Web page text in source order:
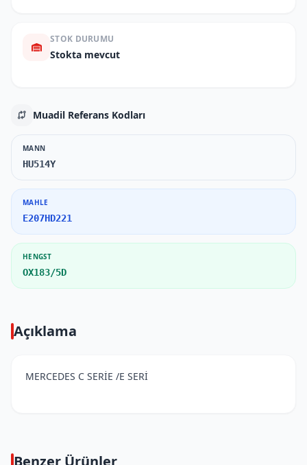
STOK DURUMU
Stokta mevcut
Muadil Referans Kodları
MANN
HU514Y
MAHLE
E207HD221
HENGST
OX183/5D
Açıklama
MERCEDES C SERİE /E SERİ
Benzer Ürünler